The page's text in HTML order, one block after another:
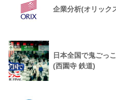
企業分析(オリック
日本全国で鬼ごっ
(西園寺 鉄道)